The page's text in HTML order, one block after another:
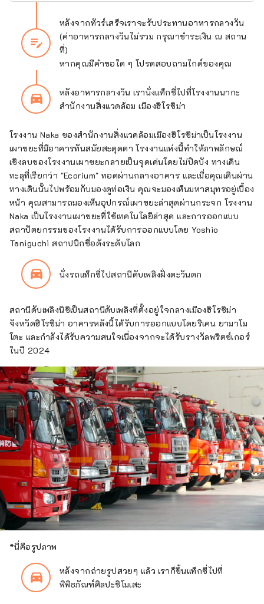
edit_note
หลังจากทัวร์เสร็จเราจะรับประทานอาหารกลางวัน
(ค่าอาหารกลางวันไม่รวม กรุณาชำระเงิน ณ สถาน
ที่)
หากคุณมีคำขอใด ๆ โปรดสอบถามไกด์ของคุณ
directions_car_filled
หลังอาหารกลางวัน เรานั่งแท็กซี่ไปที่โรงงานนากะ
สำนักงานสิ่งแวดล้อม เมืองฮิโรชิม่า
โรงงาน Naka ของสำนักงานสิ่งแวดล้อมเมืองฮิโรชิม่าเป็นโรงงาน
เผาขยะที่มีอาคารทันสมัยสะดุดตา โรงงานแห่งนี้ทำให้ภาพลักษณ์
เชิงลบของโรงงานเผาขยะกลายเป็นจุดเด่นโดยไม่ปิดบัง ทางเดิน
ทะลุที่เรียกว่า "Ecorium" ทอดผ่านกลางอาคาร และเมื่อคุณเดินผ่าน
ทางเดินนั้นไปพร้อมกับมองดูท่อเงิน คุณจะมองเห็นมหาสมุทรอยู่เบื้อง
หน้า คุณสามารถมองเห็นอุปกรณ์เผาขยะล่าสุดผ่านกระจก โรงงาน
Naka เป็นโรงงานเผาขยะที่ใช้เทคโนโลยีล่าสุด และการออกแบบ
สถาปัตยกรรมของโรงงานได้รับการออกแบบโดย Yoshio
Taniguchi สถาปนิกชื่อดังระดับโลก
directions_car_filled นั่งรถแท็กซี่ไปสถานีดับเพลิงฝั่งตะวันตก
สถานีดับเพลิงนิชิเป็นสถานีดับเพลิงที่ตั้งอยู่ใจกลางเมืองฮิโรชิม่า
จังหวัดฮิโรชิม่า อาคารหลังนี้ได้รับการออกแบบโดยริเคน ยามาโม
โตะ และกำลังได้รับความสนใจเนื่องจากจะได้รับรางวัลพริตซ์เกอร์
ในปี 2024
*นี่คือรูปภาพ
directions_car_filled
หลังจากถ่ายรูปสวยๆ แล้ว เราก็ขึ้นแท็กซี่ไปที่
พิพิธภัณฑ์ศิลปะชิโมเสะ